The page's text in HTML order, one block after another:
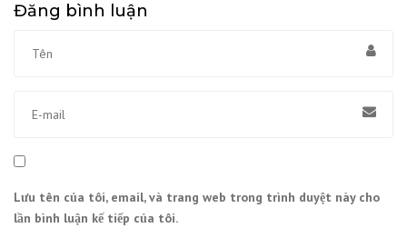
Đăng bình luận
Lưu tên của tôi, email, và trang web trong trình duyệt này cho
lần bình luận kế tiếp của tôi.